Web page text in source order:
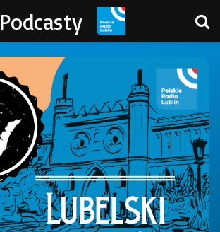
Podcasty